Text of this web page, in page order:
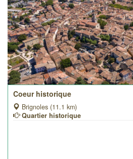
Coeur historique
Brignoles (11.1 km)
Quartier historique